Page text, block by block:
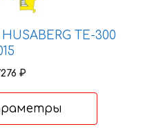
TE-300
₽Диапазон
–